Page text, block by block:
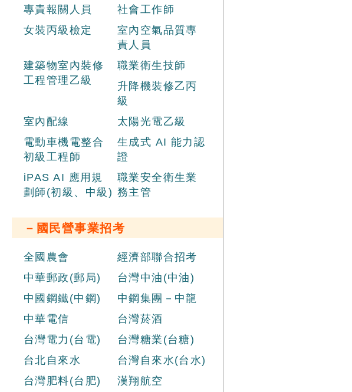
專責報關人員
社會工作師
女裝丙級檢定
室內空氣品質專
責人員
建築物室內裝修
工程管理乙級
職業衛生技師
升降機裝修乙丙
級
室內配線
太陽光電乙級
電動車機電整合
初級工程師
生成式 AI 能力認
證
iPAS AI 應用規
劃師(初級、中級)
職業安全衛生業
務主管
－國民營事業招考
全國農會
經濟部聯合招考
中華郵政(郵局)
台灣中油(中油)
中國鋼鐵(中鋼)
中鋼集團－中龍
中華電信
台灣菸酒
台灣電力(台電)
台灣糖業(台糖)
台北自來水
台灣自來水(台水)
台灣肥料(台肥)
漢翔航空